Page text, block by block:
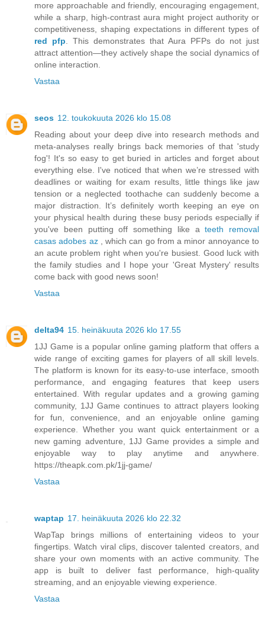
more approachable and friendly, encouraging engagement,
while a sharp, high-contrast aura might project authority or
competitiveness, shaping expectations in different types of
red pfp. This demonstrates that Aura PFPs do not just
attract attention—they actively shape the social dynamics of
online interaction.
Vastaa
seos 12. toukokuuta 2026 klo 15.08
Reading about your deep dive into research methods and
meta-analyses really brings back memories of that 'study
fog'! It's so easy to get buried in articles and forget about
everything else. I've noticed that when we’re stressed with
deadlines or waiting for exam results, little things like jaw
tension or a neglected toothache can suddenly become a
major distraction. It’s definitely worth keeping an eye on
your physical health during these busy periods especially if
you've been putting off something like ateeth removal
casas adobes az, which can go from a minor annoyance to
an acute problem right when you're busiest. Good luck with
the family studies and I hope your 'Great Mystery' results
come back with good news soon!
Vastaa
delta94 15. heinäkuuta 2026 klo 17.55
1JJ Game is a popular online gaming platform that offers a
wide range of exciting games for players of all skill levels.
The platform is known for its easy-to-use interface, smooth
performance, and engaging features that keep users
entertained. With regular updates and a growing gaming
community, 1JJ Game continues to attract players looking
for fun, convenience, and an enjoyable online gaming
experience. Whether you want quick entertainment or a
new gaming adventure, 1JJ Game provides a simple and
enjoyable way to play anytime and anywhere.
https://theapk.com.pk/1jj-game/
Vastaa
waptap 17. heinäkuuta 2026 klo 22.32
WapTap brings millions of entertaining videos to your
fingertips. Watch viral clips, discover talented creators, and
share your own moments with an active community. The
app is built to deliver fast performance, high-quality
streaming, and an enjoyable viewing experience.
Vastaa